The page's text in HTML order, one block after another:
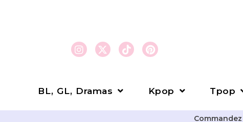
BL, GL, Dramas Kpop Tpop